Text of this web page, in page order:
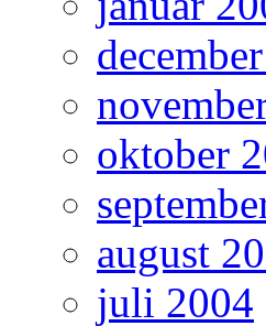
oktober
august
juli 2004